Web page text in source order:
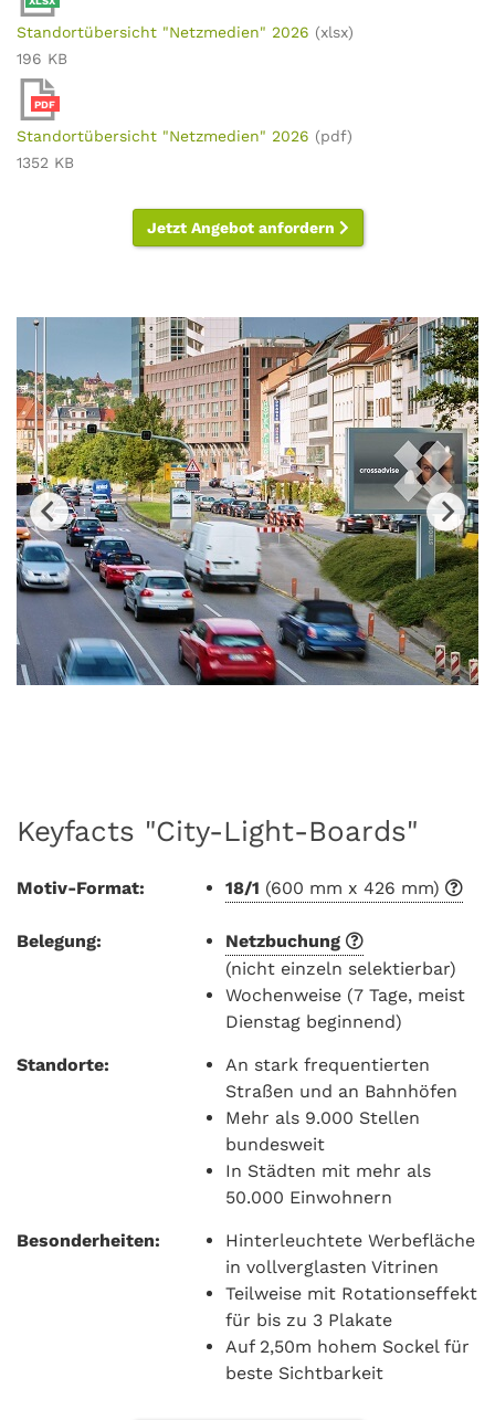
Standortübersicht "Netzmedien" 2026 (xlsx)
196 KB
PDF
Standortübersicht "Netzmedien" 2026 (pdf)
1352 KB
Jetzt Angebot anfordern
Keyfacts "City-Light-Boards"
Motiv-Format: 18/1 (600 mm x 426 mm)
Belegung:
Netzbuchung
(nicht einzeln selektierbar)
Wochenweise (7 Tage, meist
Dienstag beginnend)
Standorte:
An stark frequentierten
Straßen und an Bahnhöfen
Mehr als 9.000 Stellen
bundesweit
In Städten mit mehr als
50.000 Einwohnern
Besonderheiten:
Hinterleuchtete Werbefläche
in vollverglasten Vitrinen
Teilweise mit Rotationseffekt
für bis zu 3 Plakate
Auf 2,50m hohem Sockel für
beste Sichtbarkeit